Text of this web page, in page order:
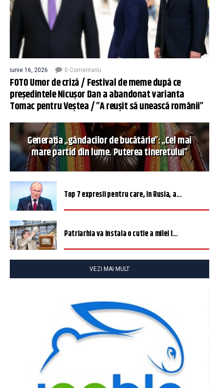
iunie 16, 2026 0 Comentariu
FOTO Umor de criză / Festival de meme după ce
președintele Nicușor Dan a abandonat varianta
Tomac pentru Veștea / ”A reușit să unească românii”
Generația „gândacilor de bucătărie”: „Cel mai
mare partid din lume. Puterea tineretului”
Top 7 expresii pentru care, în Rusia, a...
Patriarhia va instala o cutie a milei î...
VEZI MAI MULT